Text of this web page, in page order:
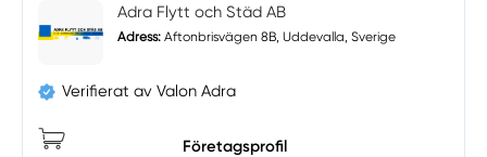
Adra Flytt och Städ AB
Adress: Aftonbrisvägen 8B, Uddevalla, Sverige
Verifierat av Valon Adra
Företagsprofil